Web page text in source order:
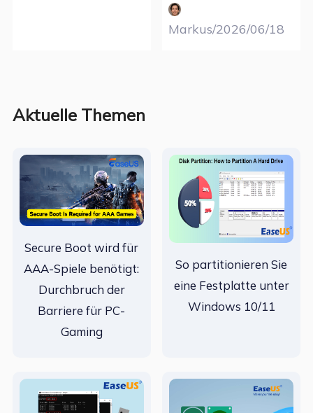
Markus/2026/06/18
Aktuelle Themen
Secure Boot wird für
AAA-Spiele benötigt:
Durchbruch der
Barriere für PC-
Gaming
So partitionieren Sie
eine Festplatte unter
Windows 10/11